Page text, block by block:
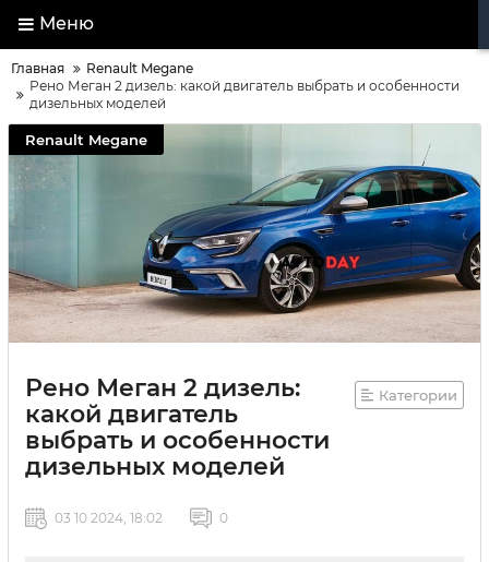
Меню
Главная
Renault Megane
Рено Меган 2 дизель: какой двигатель выбрать и особенности
дизельных моделей
Renault Megane
Рено Меган 2 дизель:
какой двигатель
выбрать и особенности
дизельных моделей
Категории
03 10 2024, 18:02 0